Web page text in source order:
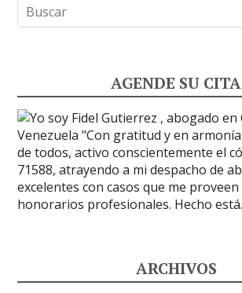
AGENDE SU CITA
ARCHIVOS